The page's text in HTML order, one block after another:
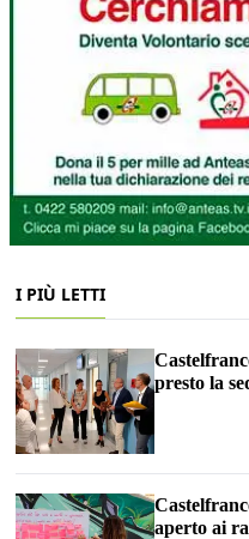
I PIÙ LETTI
presto la
aperto ai